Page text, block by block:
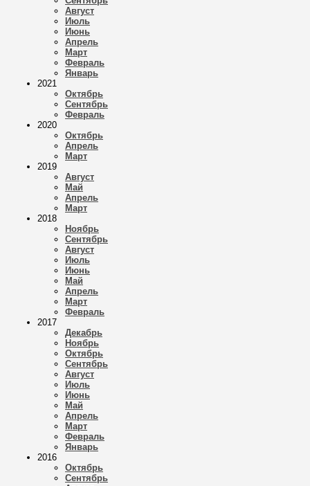
Август
Июль
Июнь
Апрель
Март
Февраль
Январь
2021
Октябрь
Сентябрь
Февраль
2020
Октябрь
Апрель
Март
2019
Август
Май
Апрель
Март
2018
Ноябрь
Сентябрь
Август
Июль
Июнь
Май
Апрель
Март
Февраль
2017
Декабрь
Ноябрь
Октябрь
Сентябрь
Август
Июль
Июнь
Май
Апрель
Март
Февраль
Январь
2016
Октябрь
Сентябрь